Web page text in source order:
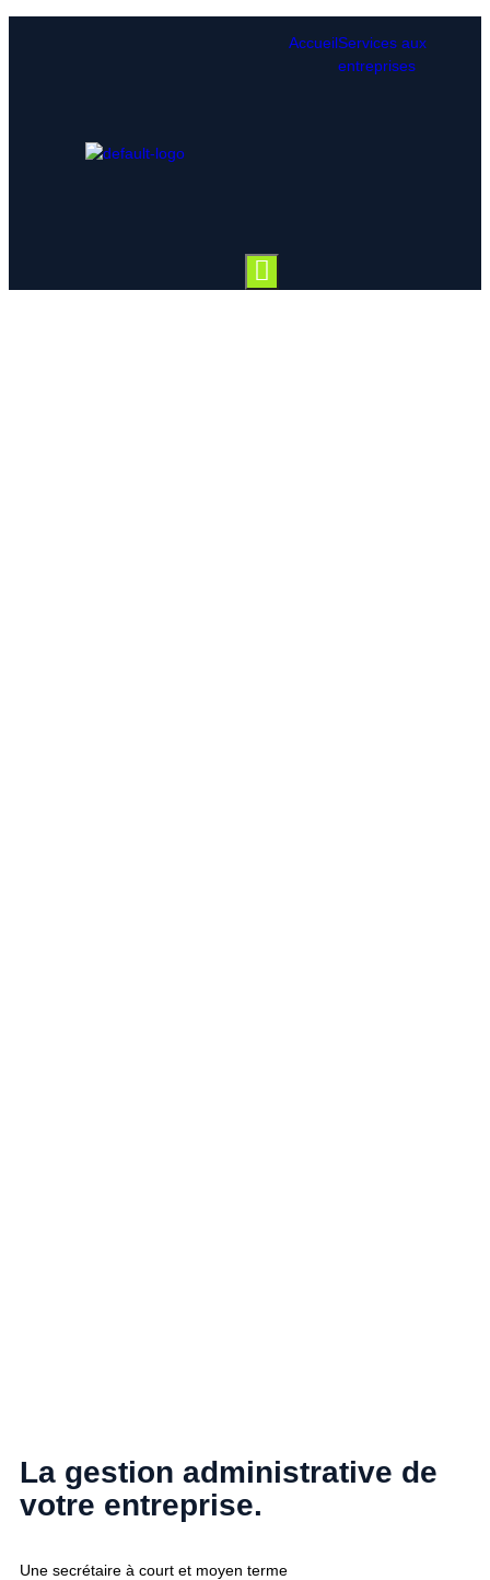
AccueilServices aux
entreprises
Hamburger Toggle Menu
La gestion administrative de
votre entreprise.
Une secrétaire à court et moyen terme